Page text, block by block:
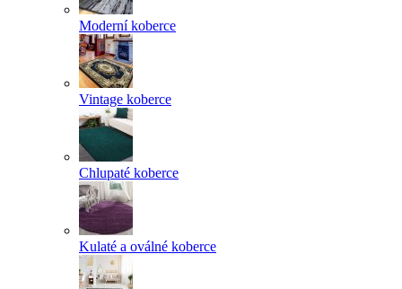
Moderní koberce
Vintage koberce
Chlupaté koberce
Kulaté a oválné koberce